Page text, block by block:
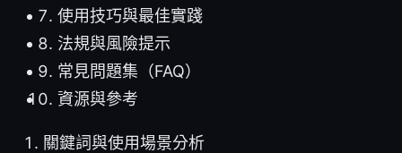
使用技巧與最佳實踐
法規與風險提示
常見問題集（FAQ）
資源與參考
關鍵詞與使用場景分析